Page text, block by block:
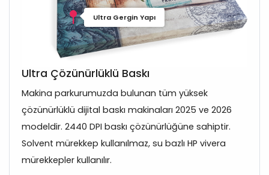
Ultra Gergin Yapı
Ultra Çözünürlüklü Baskı
Makina parkurumuzda bulunan tüm yüksek
çözünürlüklü dijital baskı makinaları 2025 ve 2026
modeldir. 2440 DPI baskı çözünürlüğüne sahiptir.
Solvent mürekkep kullanılmaz, su bazlı HP vivera
mürekkepler kullanılır.